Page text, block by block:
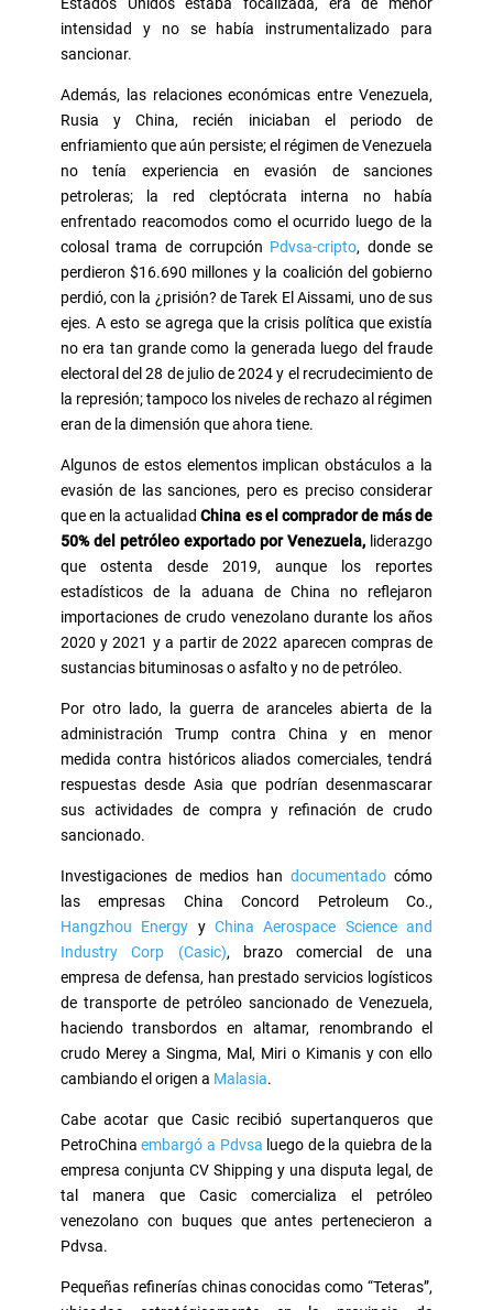
intensidad y no se había instrumentalizado para
sancionar.
Además, las relaciones económicas entre Venezuela,
Rusia y China, recién iniciaban el periodo de
enfriamiento que aún persiste; el régimen de Venezuela
no tenía experiencia en evasión de sanciones
petroleras; la red cleptócrata interna no había
enfrentado reacomodos como el ocurrido luego de la
colosal trama de corrupción Pdvsa-cripto, donde se
perdieron $16.690 millones y la coalición del gobierno
perdió, con la ¿prisión? de Tarek El Aissami, uno de sus
ejes. A esto se agrega que la crisis política que existía
no era tan grande como la generada luego del fraude
electoral del 28 de julio de 2024 y el recrudecimiento de
la represión; tampoco los niveles de rechazo al régimen
eran de la dimensión que ahora tiene.
Algunos de estos elementos implican obstáculos a la
evasión de las sanciones, pero es preciso considerar
que en la actualidadChina es el comprador de más de
50% del petróleo exportado por Venezuela, liderazgo
que ostenta desde 2019, aunque los reportes
estadísticos de la aduana de China no reflejaron
importaciones de crudo venezolano durante los años
2020 y 2021 y a partir de 2022 aparecen compras de
sustancias bituminosas o asfalto y no de petróleo.
Por otro lado, la guerra de aranceles abierta de la
administración Trump contra China y en menor
medida contra históricos aliados comerciales, tendrá
respuestas desde Asia que podrían desenmascarar
sus actividades de compra y refinación de crudo
sancionado.
Investigaciones de medios handocumentado cómo
las empresas China Concord Petroleum Co.,
Hangzhou Energy yChina Aerospace Science and
Industry Corp (Casic), brazo comercial de una
empresa de defensa, han prestado servicios logísticos
de transporte de petróleo sancionado de Venezuela,
haciendo transbordos en altamar, renombrando el
crudo Merey a Singma, Mal, Miri o Kimanis y con ello
cambiando el origen a Malasia.
Cabe acotar que Casic recibió supertanqueros que
PetroChinaembargó a Pdvsa luego de la quiebra de la
empresa conjunta CV Shipping y una disputa legal, de
tal manera que Casic comercializa el petróleo
venezolano con buques que antes pertenecieron a
Pdvsa.
Pequeñas refinerías chinas conocidas como “Teteras”,